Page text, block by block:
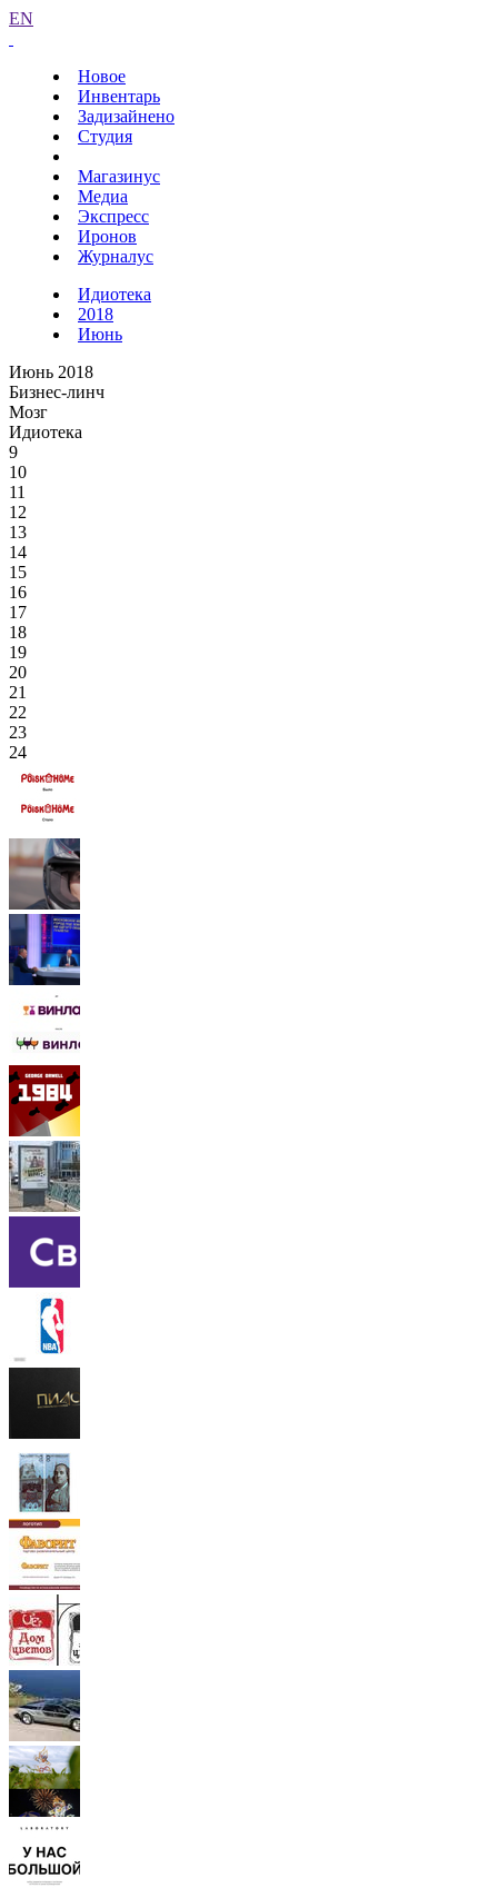
EN
Новое
Инвентарь
Задизайнено
Студия
Магазинус
Медиа
Экспресс
Иронов
Журналус
Идиотека
2018
Июнь
Июнь 2018
Бизнес-линч
Мозг
Идиотека
9
10
11
12
13
14
15
16
17
18
19
20
21
22
23
24